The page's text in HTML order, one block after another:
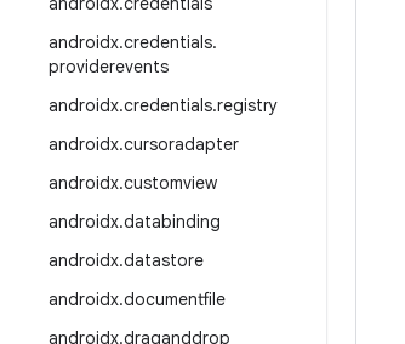
androidx.credentials.
providerevents
androidx.credentials.registry
androidx.cursoradapter
androidx.customview
androidx.databinding
androidx.datastore
androidx.documentfile
androidx.draganddrop